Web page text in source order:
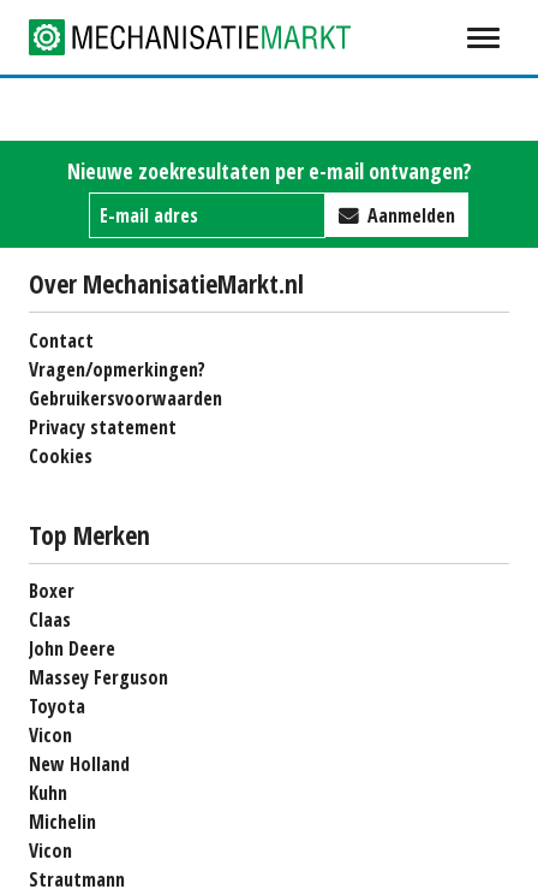
Nieuwe zoekresultaten per e-mail ontvangen?
Aanmelden
Over MechanisatieMarkt.nl
Contact
Vragen/opmerkingen?
Gebruikersvoorwaarden
Privacy statement
Cookies
Top Merken
Boxer
Claas
John Deere
Massey Ferguson
Toyota
Vicon
New Holland
Kuhn
Michelin
Vicon
Strautmann